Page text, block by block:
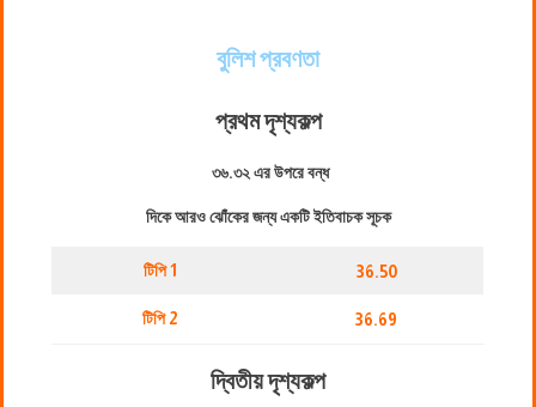
বুলিশ প্রবণতা
প্রথম দৃশ্যকল্প
৩৬.৩২ এর উপরে বন্ধ
দিকে আরও ঝোঁকের জন্য একটি ইতিবাচক সূচক
টিপি 1 36.50
টিপি 2 36.69
দ্বিতীয় দৃশ্যকল্প